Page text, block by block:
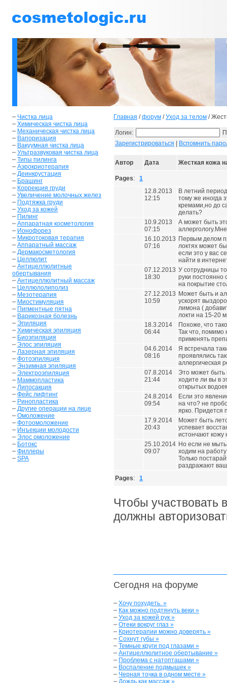
Чистка лица
Химическая чистка лица
Механическая чистка лица
Вапоризация
Вакуумная чистка лица
Ультразвуковая чистка лица
Типы пилинга
Аэрокриотерапия
Деинкрустация
Брашинг
Коррекция груди
Увеличение молочных желез
Подтяжка груди
Уход за кожей
Пилинг
Аппаратная косметология
Ионофорез
Микротоковая терапия
Аппаратный массаж
Дермакосметология
Целлюлит
Антицеллюлитные
обертывания
Антицеллюлитный массаж
Целлюлолиполиз
Мезотерапия
Миостимуляция
Пигментные пятна
Варикозная болезнь
Эпиляция
Химическая эпиляция
Биоэпиляция
Элос эпиляция
Лазерная эпиляция
Фотоэпиляция
Энзимная эпиляция
Электроэпиляция
Маммопластика
Липосакция
Фейс лифтинг
Ринопластика
Другие операции на лице
Омоложение
Фотоомоложение
Инъекции молодости
Элос омоложение
Ботокс
Филлеры
SPA
Главная /форум /Уход за телом /
Логин:
Зарегистрироваться
Вспомнить
Автор Дата Жесткая кожа
Pages: 1
12.8.2013
12:15
В летний
тому же иногда
кремами,но до
делать?
10.9.2013
07:15
А может быть
16.10.2013
07:16
Первым делом
локтях может
если это у вас
найти в
07.12.2013
18:30
У сотрудницы
руки постоянно
на покрытие
27.12.2013
10:59
Может быть и
ускорят
лимона (
локти на 15-20
18.3.2014
06:44
Похоже, что
Так что, помимо
применять
04.6.2014
08:16
Я встречала
проявлялись
аллергическая
07.8.2014
21:44
Это может быть
ходите ли вы в
открытых
24.8.2014
09:54
Если это
на что? не
ярко. Придется
17.9.2014
20:43
Может быть
успевает
истончают кожу
25.10.2014
09:07
Но если не
ходим на
Только
раздражают
Pages: 1
Чтобы
должны
Сегодня на форуме
Хочу похудеть. »
Как можно подтянуть веки »
Уход за кожей рук »
Отеки вокруг глаз »
Криотерапии можно доверять »
Сохнут губы »
Темные круги под глазами »
Антицеллюлитное обертывание »
Проблема с натопташами »
Воспаление подмышек »
Черная точка в одном месте »
Дождь как массаж »